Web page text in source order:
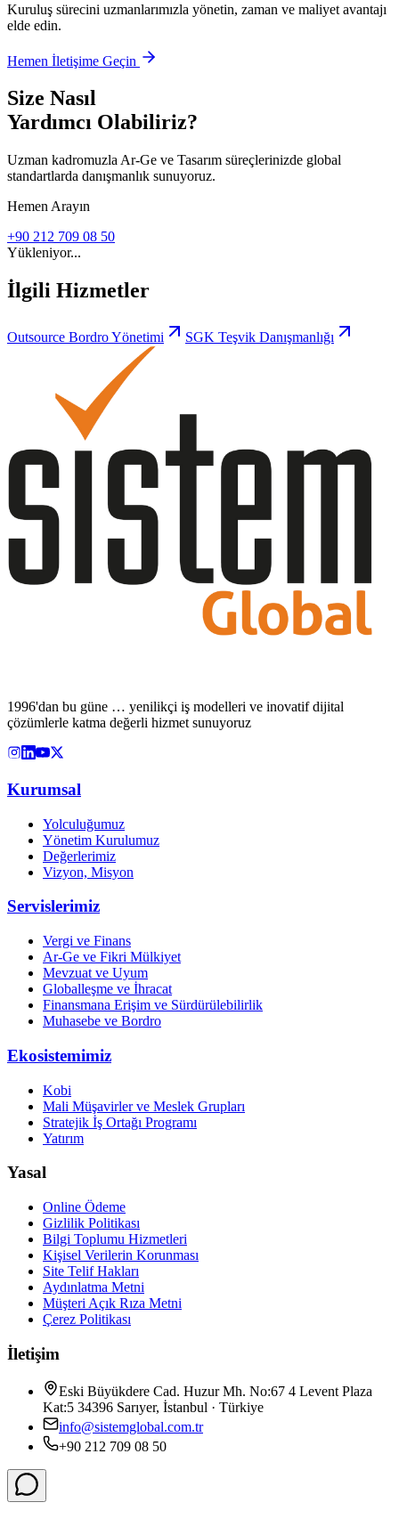
Kuruluş sürecini uzmanlarımızla yönetin, zaman ve maliyet avantajı
elde edin.
Hemen İletişime Geçin
Size Nasıl
Yardımcı Olabiliriz?
Uzman kadromuzla Ar-Ge ve Tasarım süreçlerinizde global
standartlarda danışmanlık sunuyoruz.
Hemen Arayın
+90 212 709 08 50
Yükleniyor...
İlgili Hizmetler
Outsource Bordro Yönetimi SGK Teşvik Danışmanlığı
1996'dan bu güne … yenilikçi iş modelleri ve inovatif dijital
çözümlerle katma değerli hizmet sunuyoruz
Kurumsal
Yolculuğumuz
Yönetim Kurulumuz
Değerlerimiz
Vizyon, Misyon
Servislerimiz
Vergi ve Finans
Ar-Ge ve Fikri Mülkiyet
Mevzuat ve Uyum
Globalleşme ve İhracat
Finansmana Erişim ve Sürdürülebilirlik
Muhasebe ve Bordro
Ekosistemimiz
Kobi
Mali Müşavirler ve Meslek Grupları
Stratejik İş Ortağı Programı
Yatırım
Yasal
Online Ödeme
Gizlilik Politikası
Bilgi Toplumu Hizmetleri
Kişisel Verilerin Korunması
Site Telif Hakları
Aydınlatma Metni
Müşteri Açık Rıza Metni
Çerez Politikası
İletişim
Eski Büyükdere Cad. Huzur Mh. No:67 4 Levent Plaza
Kat:5 34396 Sarıyer, İstanbul · Türkiye
info@sistemglobal.com.tr
+90 212 709 08 50